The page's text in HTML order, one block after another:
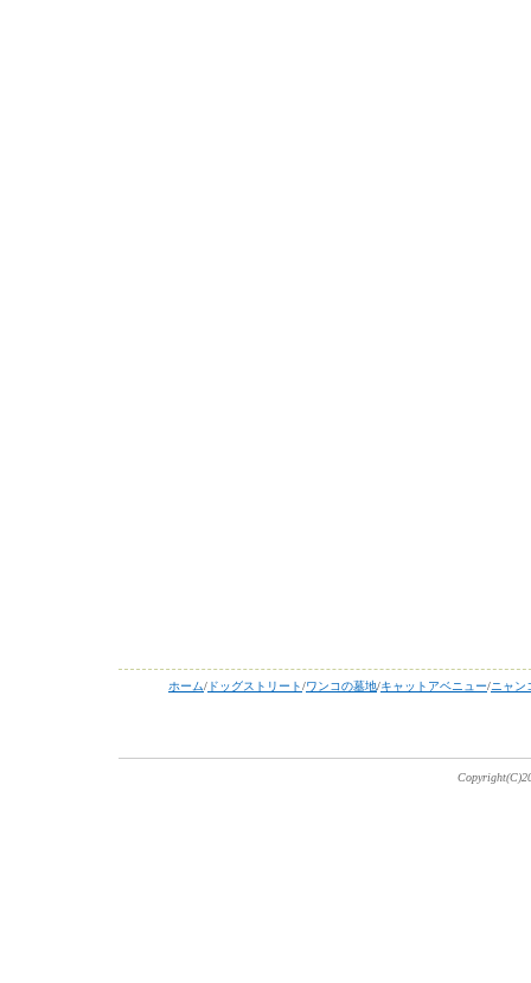
ホーム/ ドッグストリート/ワンコの墓地/キャットアベニュー/ニャン